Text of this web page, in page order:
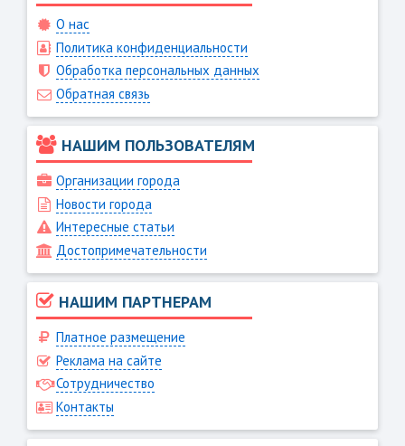
О нас
Политика конфиденциальности
Обработка персональных данных
Обратная связь
НАШИМ ПОЛЬЗОВАТЕЛЯМ
Организации города
Новости города
Интересные статьи
Достопримечательности
НАШИМ ПАРТНЕРАМ
Платное размещение
Реклама на сайте
Сотрудничество
Контакты